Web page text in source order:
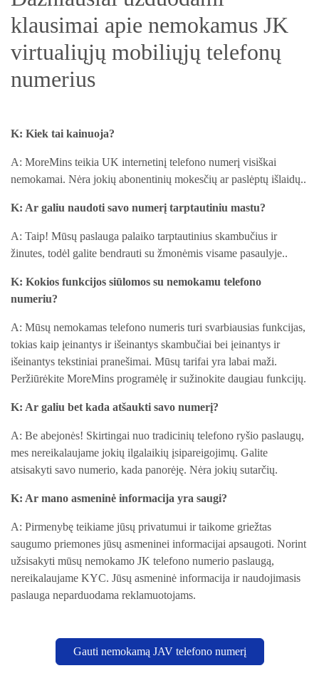
klausimai apie nemokamus JK
virtualiųjų mobiliųjų telefonų
numerius
K: Kiek tai kainuoja?
A: MoreMins teikia UK internetinį telefono numerį visiškai
nemokamai. Nėra jokių abonentinių mokesčių ar paslėptų išlaidų..
K: Ar galiu naudoti savo numerį tarptautiniu mastu?
A: Taip! Mūsų paslauga palaiko tarptautinius skambučius ir
žinutes, todėl galite bendrauti su žmonėmis visame pasaulyje..
K: Kokios funkcijos siūlomos su nemokamu telefono
numeriu?
A: Mūsų nemokamas telefono numeris turi svarbiausias funkcijas,
tokias kaip įeinantys ir išeinantys skambučiai bei įeinantys ir
išeinantys tekstiniai pranešimai. Mūsų tarifai yra labai maži.
Peržiūrėkite MoreMins programėlę ir sužinokite daugiau funkcijų.
K: Ar galiu bet kada atšaukti savo numerį?
A: Be abejonės! Skirtingai nuo tradicinių telefono ryšio paslaugų,
mes nereikalaujame jokių ilgalaikių įsipareigojimų. Galite
atsisakyti savo numerio, kada panorėję. Nėra jokių sutarčių.
K: Ar mano asmeninė informacija yra saugi?
A: Pirmenybę teikiame jūsų privatumui ir taikome griežtas
saugumo priemones jūsų asmeninei informacijai apsaugoti. Norint
užsisakyti mūsų nemokamo JK telefono numerio paslaugą,
nereikalaujame KYC. Jūsų asmeninė informacija ir naudojimasis
paslauga neparduodama reklamuotojams.
Gauti nemokamą JAV telefono numerį